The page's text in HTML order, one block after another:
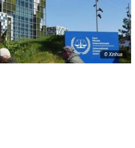
© Xinhua